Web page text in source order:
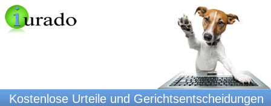
Kostenlose Urteile und Gerichtsentscheidungen